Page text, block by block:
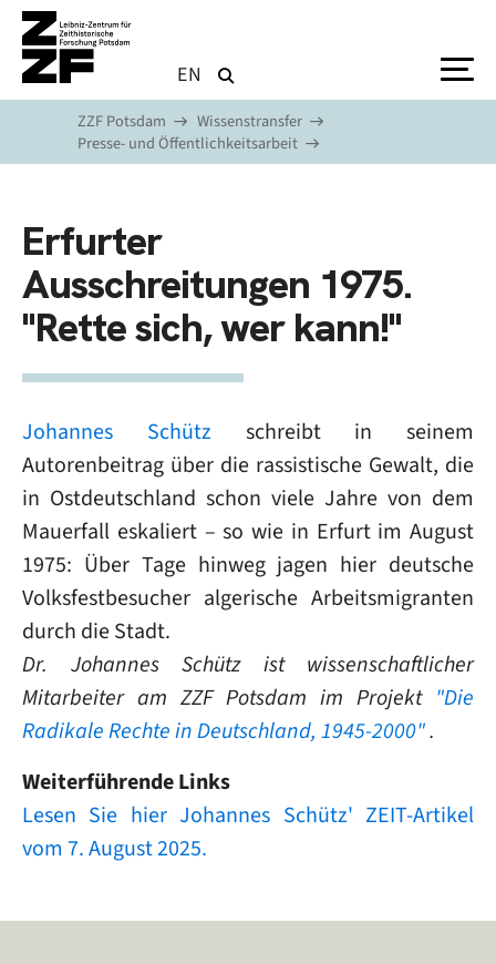
Direkt zum Inhalt
EN
ZZF Potsdam
Wissenstransfer
Presse- und Öffentlichkeitsarbeit
Erfurter
Ausschreitungen 1975.
"Rette sich, wer kann!"
Johannes Schütz schreibt in seinem
Autorenbeitrag über die rassistische Gewalt, die
in Ostdeutschland schon viele Jahre von dem
Mauerfall eskaliert – so wie in Erfurt im August
1975: Über Tage hinweg jagen hier deutsche
Volksfestbesucher algerische Arbeitsmigranten
durch die Stadt.
Dr. Johannes Schütz ist wissenschaftlicher
Mitarbeiter am ZZF Potsdam im Projekt "Die
Radikale Rechte in Deutschland, 1945-2000".
Weiterführende Links
Lesen Sie hier Johannes Schütz' ZEIT-Artikel
vom 7. August 2025.